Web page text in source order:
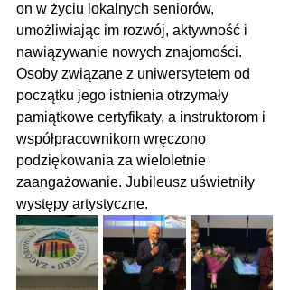
on w życiu lokalnych seniorów,
umożliwiając im rozwój, aktywność i
nawiązywanie nowych znajomości.
Osoby związane z uniwersytetem od
początku jego istnienia otrzymały
pamiątkowe certyfikaty, a instruktorom i
współpracownikom wręczono
podziękowania za wieloletnie
zaangażowanie. Jubileusz uświetniły
występy artystyczne.